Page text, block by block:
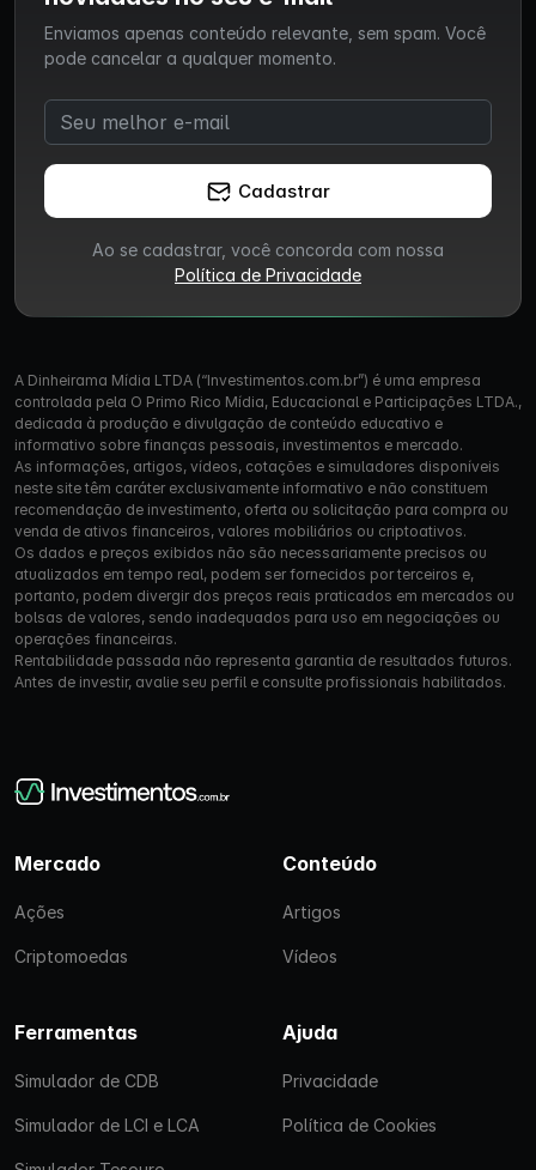
Enviamos apenas conteúdo relevante, sem spam. Você
pode cancelar a qualquer momento.
Cadastrar
Ao se cadastrar, você concorda com nossa
Política de Privacidade
A Dinheirama Mídia LTDA (“Investimentos.com.br”) é uma empresa
controlada pela O Primo Rico Mídia, Educacional e Participações LTDA.,
dedicada à produção e divulgação de conteúdo educativo e
informativo sobre finanças pessoais, investimentos e mercado.
As informações, artigos, vídeos, cotações e simuladores disponíveis
neste site têm caráter exclusivamente informativo e não constituem
recomendação de investimento, oferta ou solicitação para compra ou
venda de ativos financeiros, valores mobiliários ou criptoativos.
Os dados e preços exibidos não são necessariamente precisos ou
atualizados em tempo real, podem ser fornecidos por terceiros e,
portanto, podem divergir dos preços reais praticados em mercados ou
bolsas de valores, sendo inadequados para uso em negociações ou
operações financeiras.
Rentabilidade passada não representa garantia de resultados futuros.
Antes de investir, avalie seu perfil e consulte profissionais habilitados.
Mercado
Ações
Criptomoedas
Conteúdo
Artigos
Vídeos
Ferramentas
Simulador de CDB
Simulador de LCI e LCA
Ajuda
Privacidade
Política de Cookies